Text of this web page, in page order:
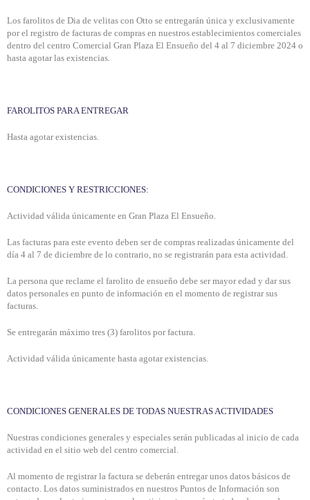
Los farolitos de Dia de velitas con Otto se entregarán única y exclusivamente
por el registro de facturas de compras en nuestros establecimientos comerciales
dentro del centro Comercial Gran Plaza El Ensueño del 4 al 7 diciembre 2024 o
hasta agotar las existencias.
FAROLITOS PARA ENTREGAR
Hasta agotar existencias.
CONDICIONES Y RESTRICCIONES:
Actividad válida únicamente en Gran Plaza El Ensueño.
Las facturas para este evento deben ser de compras realizadas únicamente del
día 4 al 7 de diciembre de lo contrario, no se registrarán para esta actividad.
La persona que reclame el farolito de ensueño debe ser mayor edad y dar sus
datos personales en punto de información en el momento de registrar sus
facturas.
Se entregarán máximo tres (3) farolitos por factura.
Actividad válida únicamente hasta agotar existencias.
CONDICIONES GENERALES DE TODAS NUESTRAS ACTIVIDADES
Nuestras condiciones generales y especiales serán publicadas al inicio de cada
actividad en el sitio web del centro comercial.
Al momento de registrar la factura se deberán entregar unos datos básicos de
contacto. Los datos suministrados en nuestros Puntos de Información son